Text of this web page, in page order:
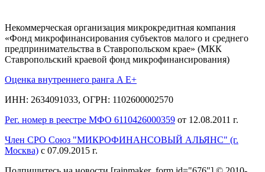
Некоммерческая организация микрокредитная компания
«Фонд микрофинансирования субъектов малого и среднего
предпринимательства в Ставропольском крае» (МКК
Ставропольский краевой фонд микрофинансирования)
Оценка внутреннего ранга A E+
ИНН: 2634091033, ОГРН: 1102600002570
Рег. номер в реестре МФО 6110426000359 от 12.08.2011 г.
Член СРО Союз "МИКРОФИНАНСОВЫЙ АЛЬЯНС" (г.
Москва) с 07.09.2015 г.